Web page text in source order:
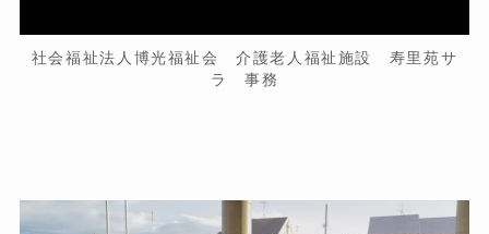
社会福祉法人博光福祉会 介護老人福祉施設 寿里苑サ
ラ 事務